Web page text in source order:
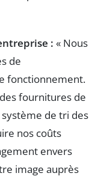
: « Nous
de
fonctionnement.
fournitures de
de tri des
nos coûts
envers
image auprès